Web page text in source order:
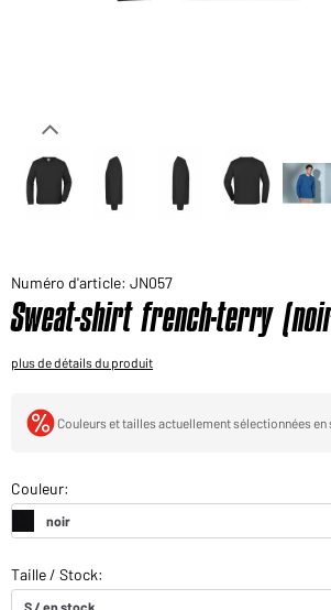
Numéro d'article: JN057
Sweat-shirt french-terry
plus de détails du produit
Couleurs et tailles actuellement sélectionnées en